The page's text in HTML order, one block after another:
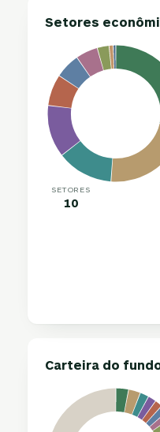
Setores
SETORES
10
Carteira do